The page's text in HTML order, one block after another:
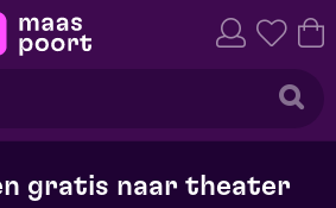
gratis naar theater